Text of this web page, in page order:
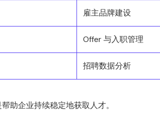
雇主品牌建设
Offer 与入职管理
招聘数据分析
助企业持续稳定地获取人才。